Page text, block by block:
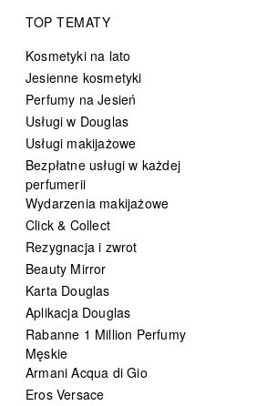
TOP TEMATY
Kosmetyki na lato
Jesienne kosmetyki
Perfumy na Jesień
Usługi w Douglas
Usługi makijażowe
Bezpłatne usługi w każdej
perfumerii
Wydarzenia makijażowe
Click & Collect
Rezygnacja i zwrot
Beauty Mirror
Karta Douglas
Aplikacja Douglas
Rabanne 1 Million Perfumy
Męskie
Armani Acqua di Gio
Eros Versace